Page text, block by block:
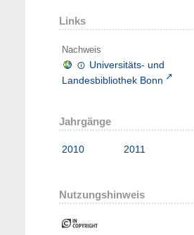
Links
Nachweis
Universitäts- und
Landesbibliothek Bonn
Jahrgänge
2010 2011
Nutzungshinweis